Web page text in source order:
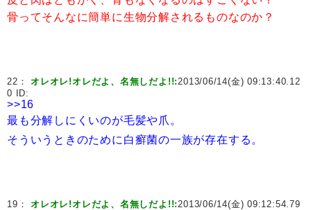
骨ってそんなに簡単に生物分解されるものなのか？
22：オレオレ!オレだよ、名無しだよ!!:2013/06/14(金) 09:13:40.12
0 ID:
>>16
最も分解しにくいのが毛髪や爪。
そういうときのために白癬菌の一族が存在する。
19：オレオレ!オレだよ、名無しだよ!!:2013/06/14(金) 09:12:54.79